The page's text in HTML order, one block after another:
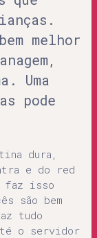
melhor
Uma
pode
dura,
e do red
faz isso
são bem
tudo
o servidor